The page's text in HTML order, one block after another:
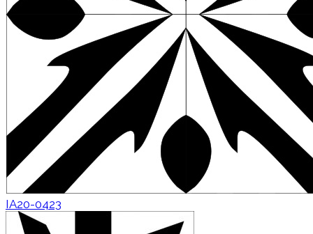
IA20-0423